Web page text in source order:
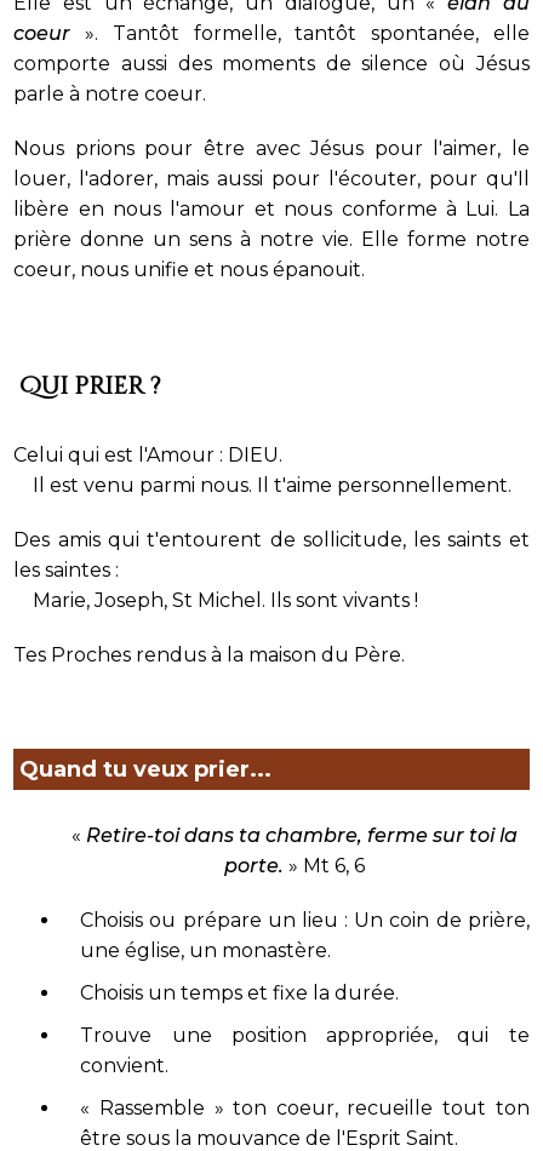
coeur ». Tantôt formelle, tantôt spontanée, elle
comporte aussi des moments de silence où Jésus
parle à notre coeur.
Nous prions pour être avec Jésus pour l'aimer, le
louer, l'adorer, mais aussi pour l'écouter, pour qu'Il
libère en nous l'amour et nous conforme à Lui. La
prière donne un sens à notre vie. Elle forme notre
coeur, nous unifie et nous épanouit.
Qui prier ?
Celui qui est l'Amour : DIEU.
Il est venu parmi nous. Il t'aime personnellement.
Des amis qui t'entourent de sollicitude, les saints et
les saintes :
Marie, Joseph, St Michel. Ils sont vivants !
Tes Proches rendus à la maison du Père.
Quand tu veux prier...
« Retire-toi dans ta chambre, ferme sur toi la
porte. » Mt 6, 6
Choisis ou prépare un lieu : Un coin de prière,
une église, un monastère.
Choisis un temps et fixe la durée.
Trouve une position appropriée, qui te
convient.
« Rassemble » ton coeur, recueille tout ton
être sous la mouvance de l'Esprit Saint.